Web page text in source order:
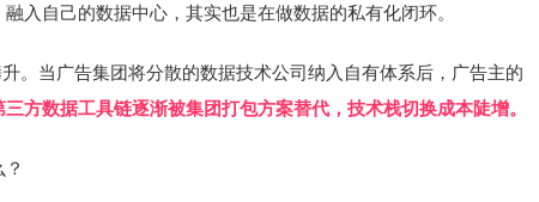
入自己的数据中心，其实也是在做数据的私有化闭环。
。当广告集团将分散的数据技术公司纳入自有体系后，广告主的
方数据工具链逐渐被集团打包方案替代，技术栈切换成本陡增。